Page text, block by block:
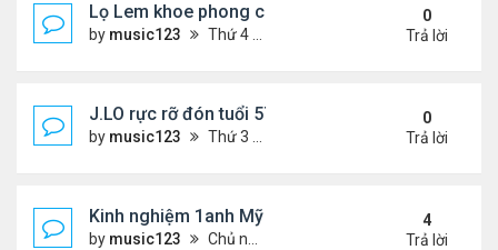
Lọ Lem khoe phong cách ở New York
by music123 Thứ 4 Tháng 7 29, 2026 5:08 pm
0
Trả lời
J.LO rực rỡ đón tuổi 57 trên đất Âu
by music123 Thứ 3 Tháng 7 28, 2026 5:56 pm
0
Trả lời
Kinh nghiệm 1anh Mỹ đến VN: "Đây là một đất
by music123 Chủ nhật Tháng 7 26, 2026 6:13 am
4
Trả lời